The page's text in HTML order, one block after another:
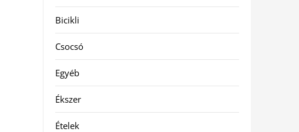
Bicikli
Csocsó
Egyéb
Ékszer
Ételek